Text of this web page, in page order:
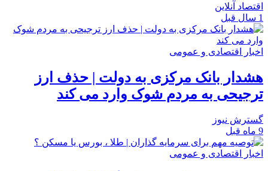
اقتصاد آنلاین
1 سال قبل
اخبار اقتصادی و عمومی
هشدار بانک مرکزی به دولت | حذف ارز
ترجیحی به مردم شوک وارد می کند
گسترش نیوز
9 ماه قبل
اخبار اقتصادی و عمومی